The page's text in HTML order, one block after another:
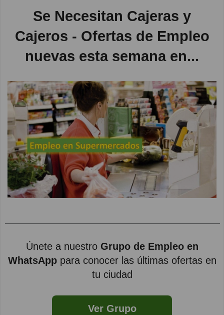
Se Necesitan Cajeras y
Cajeros - Ofertas de Empleo
nuevas esta semana en...
Únete a nuestro Grupo de Empleo en
WhatsApppara conocer las últimas ofertas en
tu ciudad
Ver Grupo